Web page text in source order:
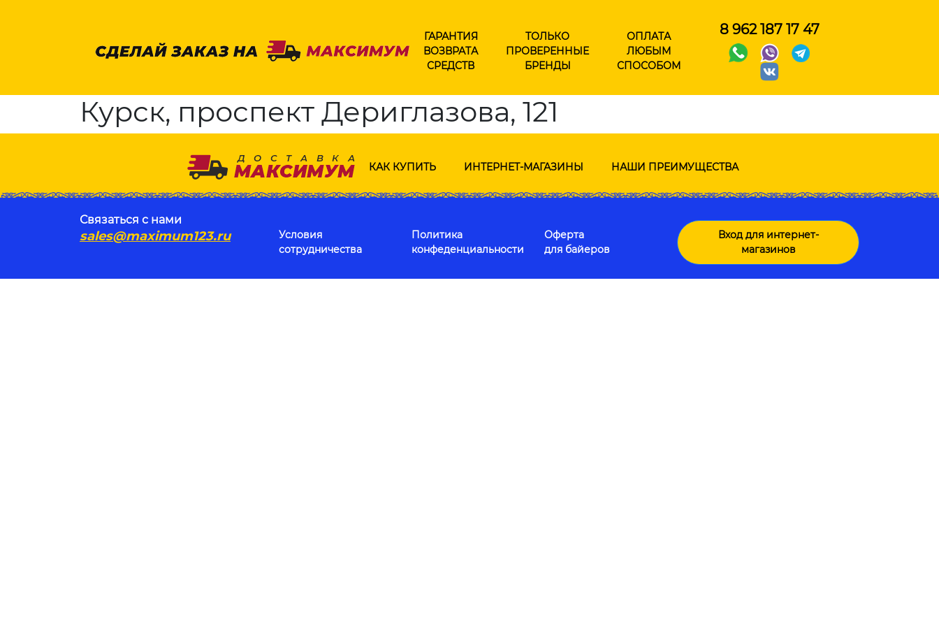
ГАРАНТИЯ
ВОЗВРАТА
СРЕДСТВ
ТОЛЬКО
ПРОВЕРЕННЫЕ
БРЕНДЫ
ОПЛАТА
ЛЮБЫМ
СПОСОБОМ
8 962 187 17 47
Курск, проспект Дериглазова, 121
КАК КУПИТЬ ИНТЕРНЕТ-МАГАЗИНЫ НАШИ ПРЕИМУЩЕСТВА
Связаться с нами
sales@maximum123.ru
Условия
сотрудничества
Политика
конфеденциальности
Оферта
для байеров
Вход для интернет-
магазинов